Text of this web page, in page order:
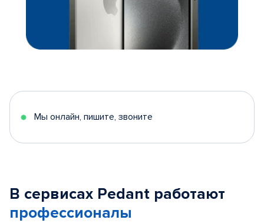
Мы онлайн, пишите, звоните
В сервисах Pedant работают
профессионалы